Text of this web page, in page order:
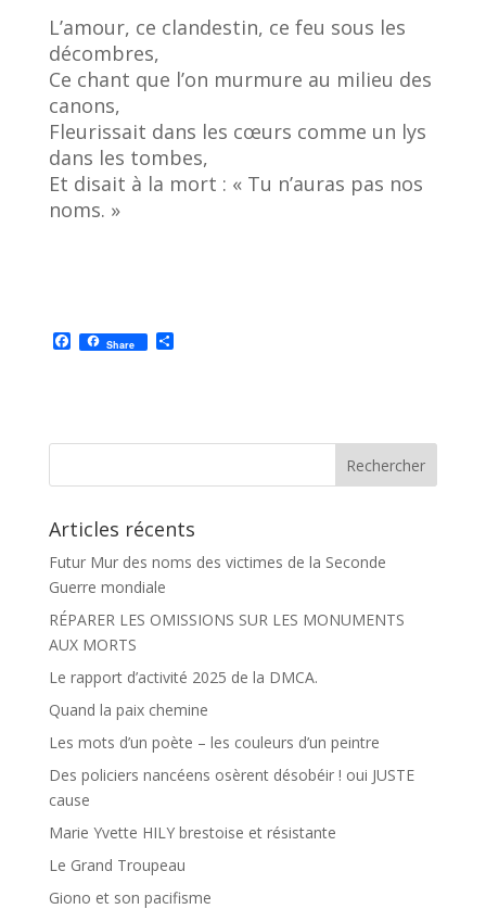
L’amour, ce clandestin, ce feu sous les
décombres,
Ce chant que l’on murmure au milieu des
canons,
Fleurissait dans les cœurs comme un lys
dans les tombes,
Et disait à la mort : « Tu n’auras pas nos
noms. »
F
a
o
Share P
e
Articles récents
Futur Mur des noms des victimes de la Seconde
Guerre mondiale
RÉPARER LES OMISSIONS SUR LES MONUMENTS
AUX MORTS
Le rapport d’activité 2025 de la DMCA.
Quand la paix chemine
Les mots d’un poète – les couleurs d’un peintre
Des policiers nancéens osèrent désobéir ! oui JUSTE
cause
Marie Yvette HILY brestoise et résistante
Le Grand Troupeau
Giono et son pacifisme